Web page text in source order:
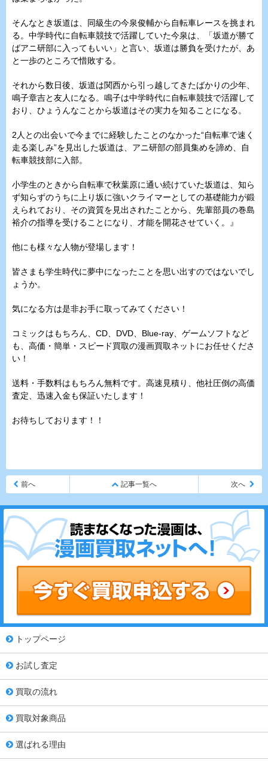
そんなとき坂道は、同級生の今泉俊輔から自転車レースを挑まれ
る。中学時代に自転車競技で活躍していた今泉は、「坂道が勝て
ばアニ研部に入ってもいい」と言い、坂道は勝負を受けたが、あ
と一歩のところで惜敗する。
それから数日後、坂道は関西から引っ越してきたばかりの少年、
鳴子章吉と友人になる。鳴子は中学時代に自転車競技で活躍して
おり、ひょうんなことから坂道はその実力を知ることになる。
2人との出会いで今までに経験したことのなかった“自転車で速く
走る楽しみ”を見出した坂道は、アニ研部の部員集めを諦め、自
転車競技部に入部。
小学生のときから自転車で秋葉原に通い続けていた坂道は、知ら
ず知らずのうちに上り坂に強いクライマーとしての基礎能力が鍛
えられており、その資質を見出されたことから、先輩部員の巻島
裕介の指導を受けることになり、才能を開花させていく。』
他にも様々な人物が登場します！
皆さまも学生時代に夢中になったことを思い出すのではないでし
ょうか。
気になる方は是非お手に取ってみてください！
コミックはもちろん、CD、DVD、Blue-ray、ゲームソフトなど
も、高価・簡単・スピード買取の漫画買取ネットにお任せくださ
い！
送料・手数料はもちろん無料です。高速見積り、他社圧倒の高価
査定、迅速入金も保証いたします！
お待ちしております！！
前へ 記事一覧へ 次へ
トップページ
お試し査定
買取の流れ
買取対象商品
選ばれる理由